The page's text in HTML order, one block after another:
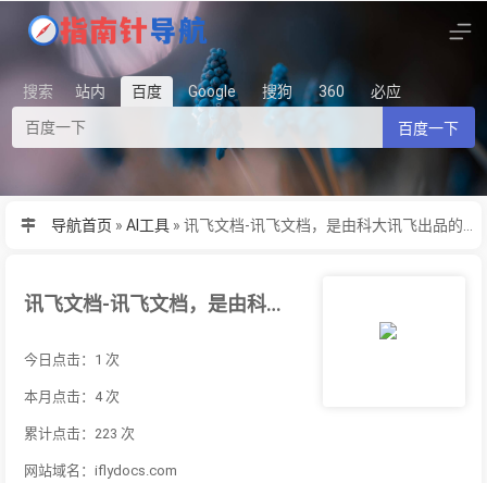
搜索 站内 百度 Google 搜狗 360 必应
百度一下
导航首页 » AI工具 »
讯飞文档-讯飞文档，是由科大讯飞出品的一款支持多人多端同时编辑的在线文
今日点击：1 次
本月点击：4 次
累计点击：223 次
网站域名：iflydocs.com